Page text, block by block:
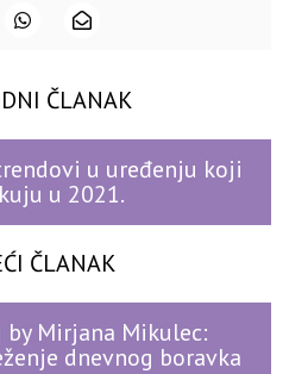
ČLANAK
u uređenju koji
u 2021.
ČLANAK
Mirjana Mikulec:
dnevnog boravka